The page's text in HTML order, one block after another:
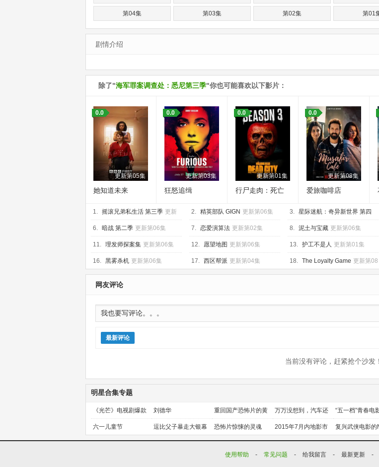
第04集 第03集 第02集 第01
剧情介绍
除了"海军罪案调查处：悉尼第三季"你也可能喜欢以下影片：
更新第05集
0.0
她知道未来
更新第03集
0.0
狂怒追缉
更新第01集
0.0
行尸走肉：死亡
更新第08集
0.0
爱旅咖啡店
1. 摇滚兄弟私生活 第三季 更新
第08集
2. 精英部队 GIGN 更新第06集 3. 星际迷航：奇异新世界 第四
季 更新第01集
6. 暗战 第二季 更新第06集 7. 恋爱演算法 更新第02集 8. 泥土与宝藏 更新第06集
11. 理发师探案集 更新第06集 12. 愿望地图 更新第06集 13. 护工不是人 更新第01集
16. 黑雾杀机 更新第06集 17. 西区帮派 更新第04集 18. The Loyalty Game 更新第08
集
网友评论
最新评论
当前没有评论，赶紧抢个沙发！
明星合集专题
《光芒》电视剧爆款
预定！
刘德华 重回国产恐怖片的黄
金时代
万万没想到，汽车还
能干这个？
“五一档”青春电
道
六一儿童节 逗比父子暴走大银幕 恐怖片惊悚的灵魂 2015年7月内地影市
前瞻
复兴武侠电影的
试
使用帮助
- 常见问题 - 给我留言 - 最新更新 -